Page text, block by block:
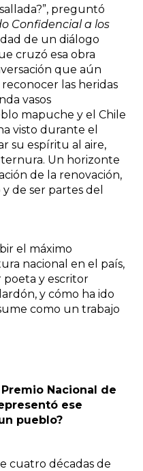
preguntó
Confidencial a los
de un diálogo
cruzó esa obra
que aún
las heridas
vasos
mapuche y el Chile
visto durante el
su espíritu al aire,
Un horizonte
de la renovación,
de ser partes del
el máximo
nacional en el país,
y escritor
y cómo ha ido
como un trabajo
Nacional de
ese
pueblo?
cuatro décadas de